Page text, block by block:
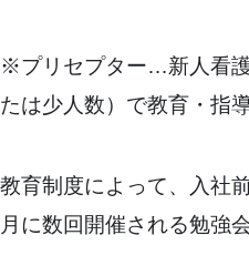
※プリセプター…新人看
たは少人数）で教育・指
教育制度によって、入社
月に数回開催される勉強会